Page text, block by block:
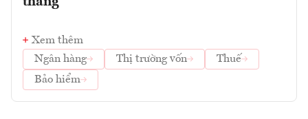
Xem thêm
Ngân hàng
Thị trường vốn
Thuế
Bảo hiểm